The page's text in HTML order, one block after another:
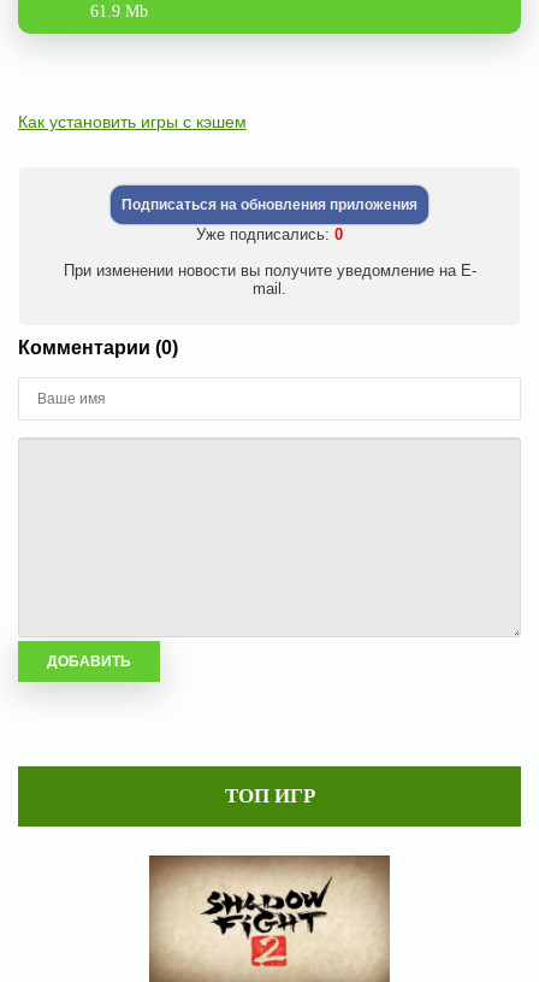
61.9 Mb
Как установить игры с кэшем
Подписаться на обновления приложения
Уже подписались: 0
При изменении новости вы получите уведомление на E-
mail.
Комментарии (0)
ТОП ИГР